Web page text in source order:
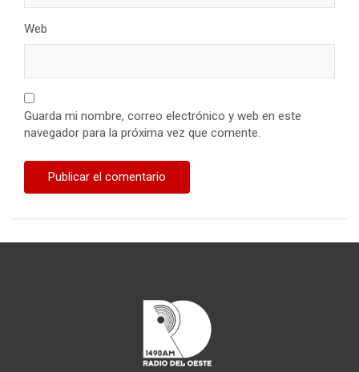
Web
Guarda mi nombre, correo electrónico y web en este
navegador para la próxima vez que comente.